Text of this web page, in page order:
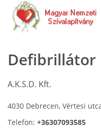
Defibrillátor
A.K.S.D. Kft.
4030 Debrecen, Vértesi
Telefon: +36307093585